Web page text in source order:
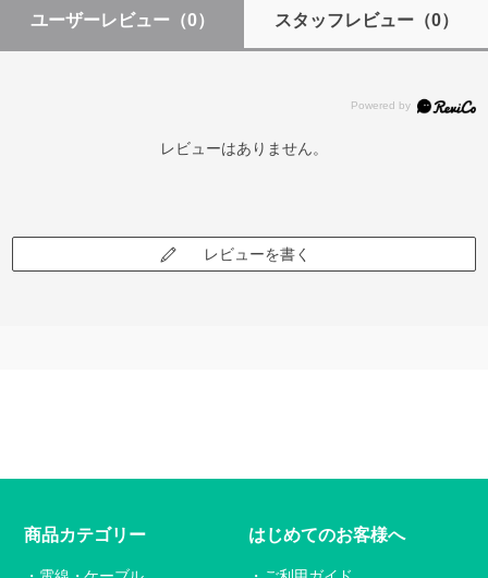
ユーザーレビュー （0） スタッフレビュー（0）
レビューはありません。
レビューを書く
商品カテゴリー はじめてのお客様へ